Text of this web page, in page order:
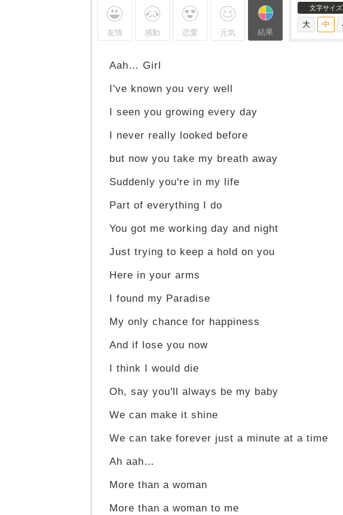
友情 感動 恋愛 元気 結果
文字サイズ
Aah… Girl
I've known you very well
I seen you growing every day
I never really looked before
but now you take my breath away
Suddenly you're in my life
Part of everything I do
You got me working day and night
Just trying to keep a hold on you
Here in your arms
I found my Paradise
My only chance for happiness
And if lose you now
I think I would die
Oh, say you'll always be my baby
We can make it shine
We can take forever just a minute at a time
Ah aah…
More than a woman
More than a woman to me